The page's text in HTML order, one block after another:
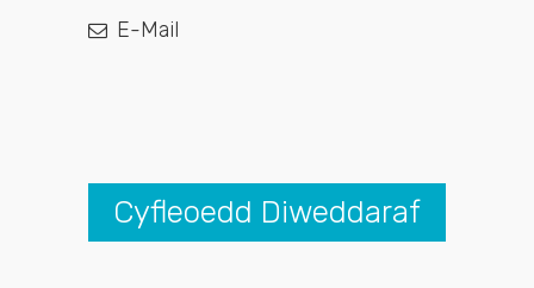
E-Mail
Cyfleoedd Diweddaraf